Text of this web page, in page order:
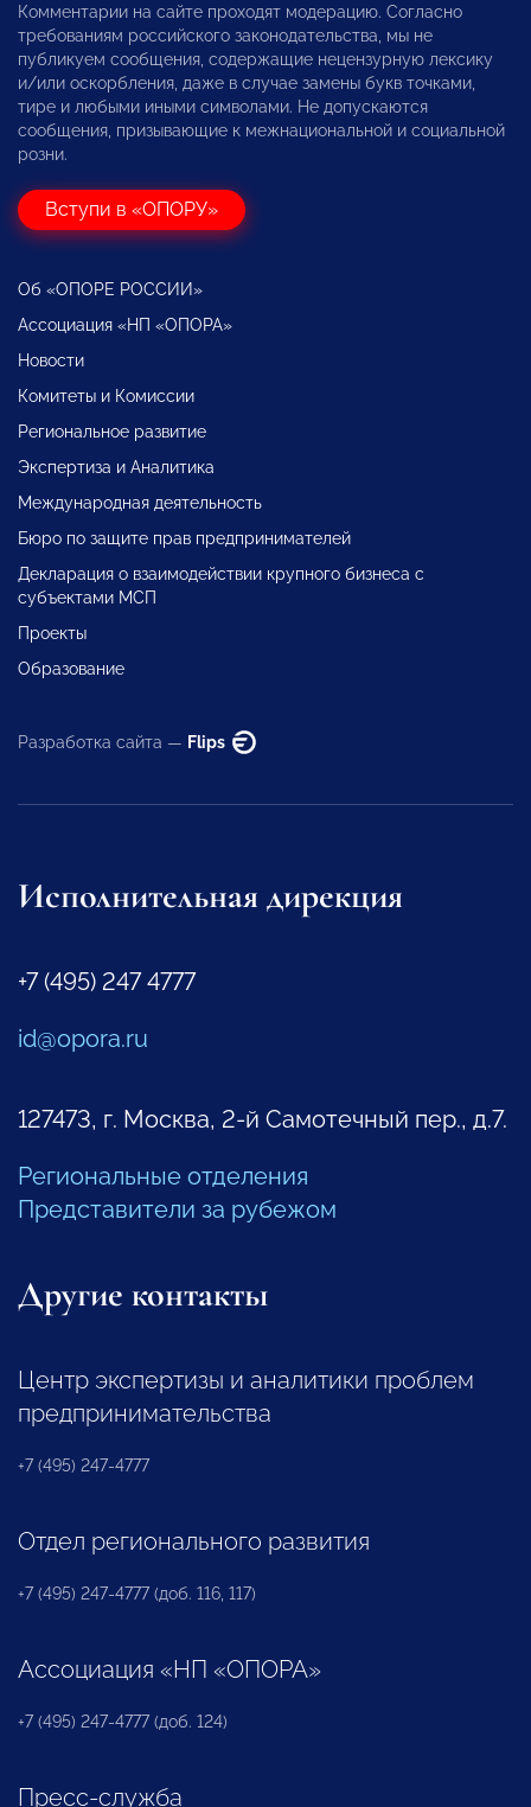
Комментарии на сайте проходят модерацию. Согласно
требованиям российского законодательства, мы не
публикуем сообщения, содержащие нецензурную лексику
и/или оскорбления, даже в случае замены букв точками,
тире и любыми иными символами. Не допускаются
сообщения, призывающие к межнациональной и социальной
розни.
Вступи в «ОПОРУ»
Об «ОПОРЕ РОССИИ»
Ассоциация «НП «ОПОРА»
Новости
Комитеты и Комиссии
Региональное развитие
Экспертиза и Аналитика
Международная деятельность
Бюро по защите прав предпринимателей
Декларация о взаимодействии крупного бизнеса с
субъектами МСП
Проекты
Образование
Разработка сайта — Flips
Исполнительная дирекция
+7 (495) 247 4777
id@opora.ru
127473, г. Москва, 2-й Самотечный пер., д.7.
Региональные отделения
Представители за рубежом
Другие контакты
Центр экспертизы и аналитики проблем
предпринимательства
+7 (495) 247-4777
Отдел регионального развития
+7 (495) 247-4777 (доб. 116, 117)
Ассоциация «НП «ОПОРА»
+7 (495) 247-4777 (доб. 124)
Пресс-служба